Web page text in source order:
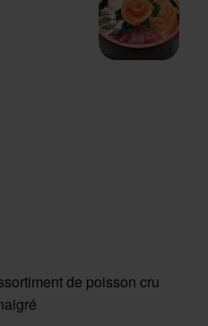
de poisson cru